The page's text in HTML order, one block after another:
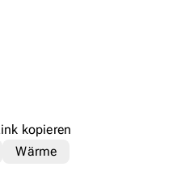
kopieren
Wärme